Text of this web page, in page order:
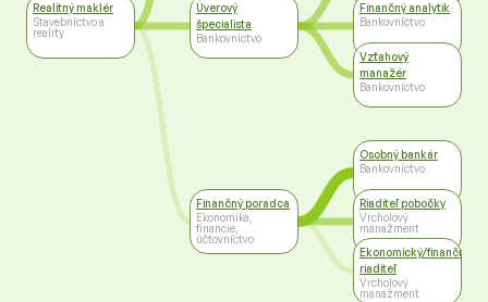
Realitný maklér
Stavebníctvo a
reality
Úverový
špecialista
Bankovníctvo
Finančný poradca
Ekonomika,
financie,
účtovníctvo
Finančný analytik
Bankovníctvo
Vzťahový
manažér
Bankovníctvo
Osobný bankár
Bankovníctvo
Riaditeľ pobočky
Vrcholový
manažment
Ekonomický/finančný
riaditeľ
Vrcholový
manažment